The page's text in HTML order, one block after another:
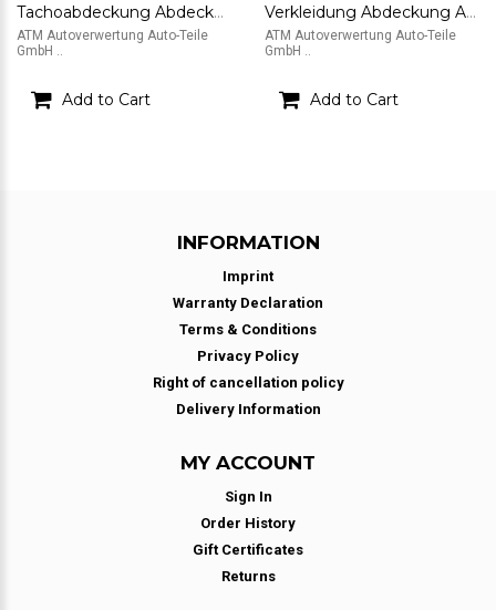
Tachoabdeckung Abdeckung Blende Hyundai i20 84830-1J000
ATM Autoverwertung Auto-Teile
GmbH ..
Add to Cart
Verkleidung Abdeckung Armaturenbrett 84730-1J000 Hyundai i20 Mobis TRW
ATM Autoverwertung Auto-Teile
GmbH ..
Add to Cart
INFORMATION
Imprint
Warranty Declaration
Terms & Conditions
Privacy Policy
Right of cancellation policy
Delivery Information
MY ACCOUNT
Sign In
Order History
Gift Certificates
Returns